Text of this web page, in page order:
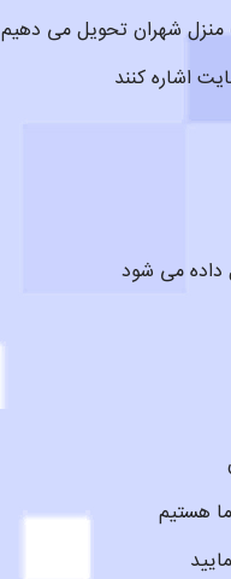
شهران تحویل می دهیم
اشاره کنند
داده می شود
هستیم